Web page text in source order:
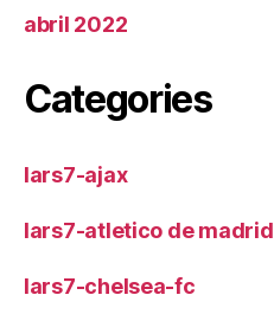
abril 2022
Categories
lars7-ajax
lars7-atletico de madrid
lars7-chelsea-fc